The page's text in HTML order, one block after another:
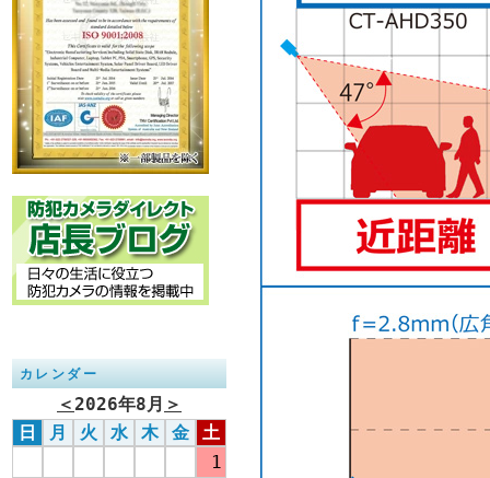
カレンダー
＜ 2026年8月 ＞
日
月 火 水 木 金
土
1